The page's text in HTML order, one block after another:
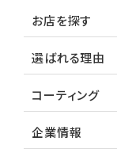
お店を探す
選ばれる理由
コーティング
企業情報